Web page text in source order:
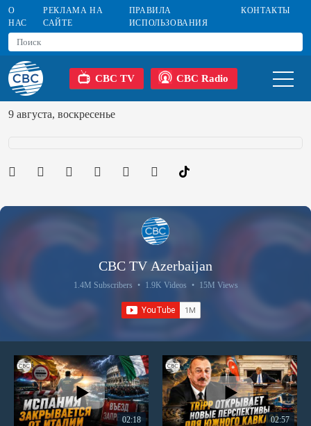
О
НАС
РЕКЛАМА НА
САЙТЕ
ПРАВИЛА
ИСПОЛЬЗОВАНИЯ
КОНТАКТЫ
CBC TV CBC Radio
9 августа, воскресенье
CBC TV Azerbaijan
1.4M Subscribers • 1.9K Videos • 15M Views
02:18 02:57